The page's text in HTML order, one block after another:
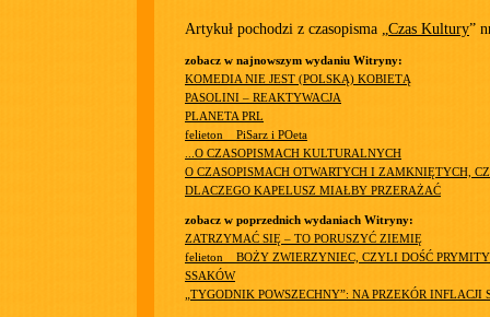
Artykuł pochodzi z czasopisma „Czas Kultury”
zobacz w najnowszym wydaniu Witryny:
KOMEDIA NIE JEST (POLSKĄ) KOBIETĄ
PASOLINI – REAKTYWACJA
PLANETA PRL
felieton__PiSarz i POeta
...O CZASOPISMACH KULTURALNYCH
O CZASOPISMACH OTWARTYCH I ZAMKNIĘTYCH,
DLACZEGO KAPELUSZ MIAŁBY PRZERAŻAĆ
zobacz w poprzednich wydaniach Witryny:
ZATRZYMAĆ SIĘ – TO PORUSZYĆ ZIEMIĘ
felieton__BOŻY ZWIERZYNIEC, CZYLI DOŚĆ
SSAKÓW
„TYGODNIK POWSZECHNY”: NA PRZEKÓR INFLACJI